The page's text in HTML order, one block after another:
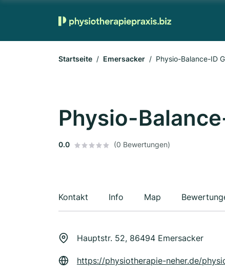
Startseite Emersacker Physio-Balance-ID
Physio-
0.0 (0 Bewertungen)
Kontakt Info Map
Hauptstr. 52, 86494 Emersacker
https://physiotherapie-neher.de/